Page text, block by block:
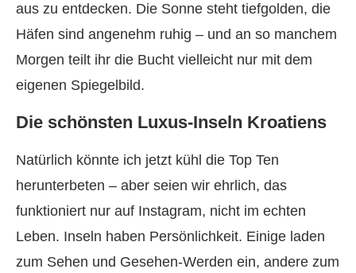
aus zu entdecken. Die Sonne steht tiefgolden, die
Häfen sind angenehm ruhig – und an so manchem
Morgen teilt ihr die Bucht vielleicht nur mit dem
eigenen Spiegelbild.
Die schönsten Luxus-Inseln Kroatiens
Natürlich könnte ich jetzt kühl die Top Ten
herunterbeten – aber seien wir ehrlich, das
funktioniert nur auf Instagram, nicht im echten
Leben. Inseln haben Persönlichkeit. Einige laden
zum Sehen und Gesehen-Werden ein, andere zum